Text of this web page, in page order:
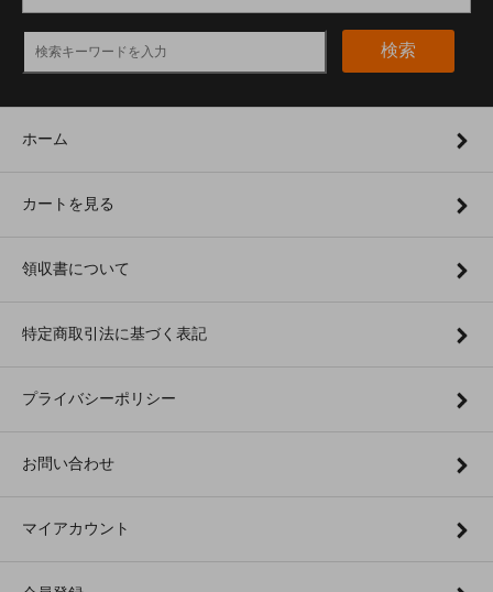
検索
ホーム
カートを見る
領収書について
特定商取引法に基づく表記
プライバシーポリシー
お問い合わせ
マイアカウント